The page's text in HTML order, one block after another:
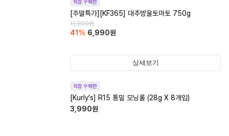
직접 구매한
[주말특가][KF365] 대추방울토마토 750g
11,900원
41 % 6,990원
상세보기
직접 구매한
[Kurly's] R15 통밀 모닝롤 (28g X 8개입)
3,990원